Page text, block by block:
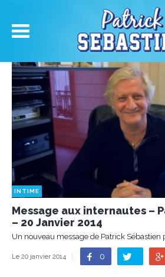
INTIME
Message aux internautes –
– 20 Janvier 2014
Un nouveau message de Patrick Sébastien
Le 20 janvier 2014 0